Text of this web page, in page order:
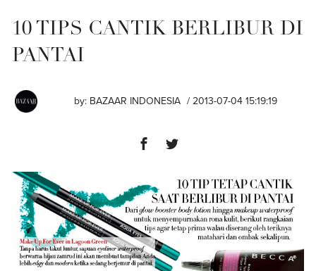
10 TIPS CANTIK BERLIBUR DI
PANTAI
by: BAZAAR INDONESIA / 2013-07-04 15:19:19